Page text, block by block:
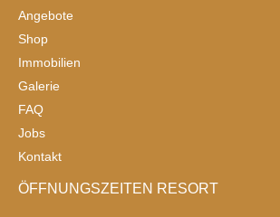
Angebote
Shop
Immobilien
Galerie
FAQ
Jobs
Kontakt
ÖFFNUNGSZEITEN RESORT